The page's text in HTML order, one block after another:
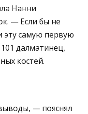
Нанни
— Если бы не
эту самую первую
далматинец,
костей.
— пояснял